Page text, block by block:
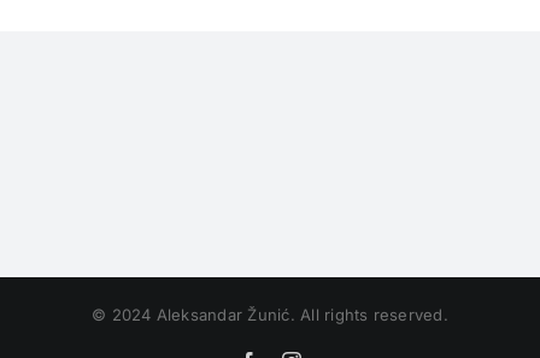
© 2024 Aleksandar Žunić. All rights reserved.